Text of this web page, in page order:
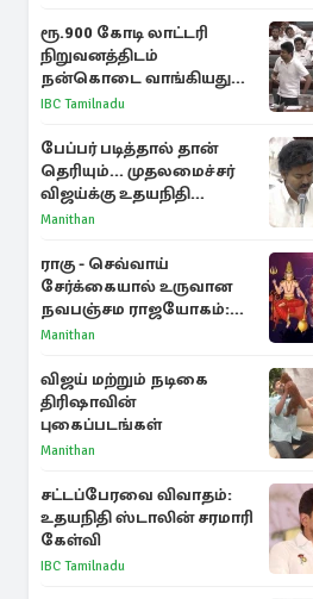
ரூ.900 கோடி லாட்டரி
நிறுவனத்திடம்
நன்கொடை வாங்கியது
ஏன்? உதயநிதி - ஆதவ்
IBC Tamilnadu
பேப்பர் படித்தால் தான்
தெரியும்... முதலமைச்சர்
விஜய்க்கு உதயநிதி
ஸ்டாலின் பதிலடி
Manithan
ராகு - செவ்வாய்
சேர்க்கையால் உருவான
நவபஞ்சம ராஜயோகம்:
அதிர்ஷ்டம் பெறும் 3
Manithan
விஜய் மற்றும் நடிகை
திரிஷாவின்
புகைப்படங்கள்
Manithan
சட்டப்பேரவை விவாதம்:
உதயநிதி ஸ்டாலின் சரமாரி
கேள்வி
IBC Tamilnadu